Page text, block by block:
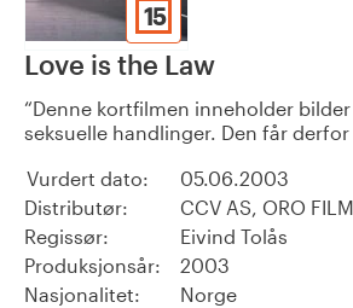
15
Love is the Law
Denne kortfilmen inneholder
seksuelle handlinger. Den får derfor
Vurdert dato:
05.06.2003
Distributør:
CCV AS, ORO FILM
Regissør:
Eivind Tolås
Produksjonsår:
2003
Nasjonalitet:
Norge